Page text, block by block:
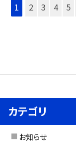
1 2 3 4 5
カテゴリ
お知らせ